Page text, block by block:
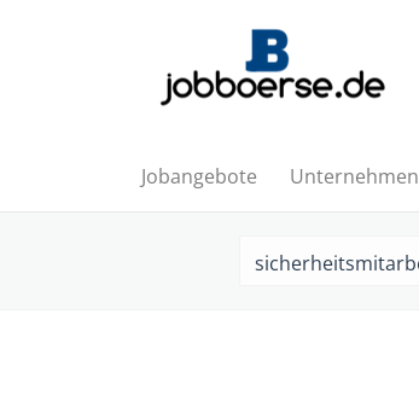
Jobangebote Unternehmen